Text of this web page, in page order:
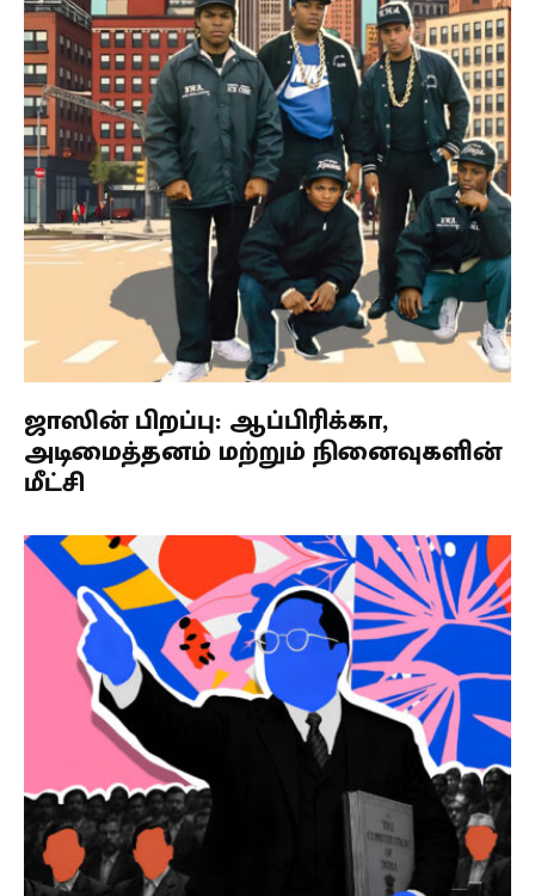
ஜாஸின் பிறப்பு: ஆப்பிரிக்கா,
அடிமைத்தனம் மற்றும் நினைவுகளின்
மீட்சி